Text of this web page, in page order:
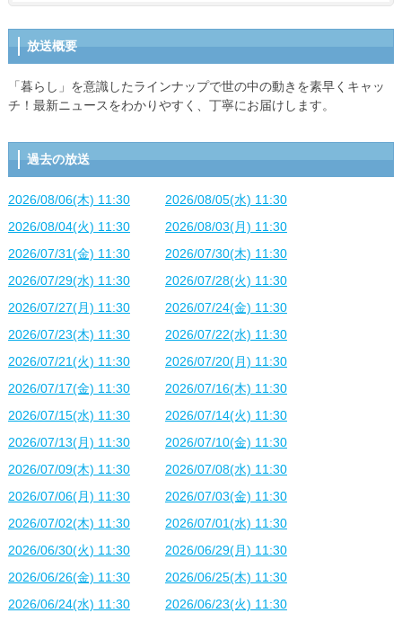
放送概要
「暮らし」を意識したラインナップで世の中の動きを素早くキャッ
チ！最新ニュースをわかりやすく、丁寧にお届けします。
過去の放送
2026/08/06(木) 11:30
2026/08/05(水) 11:30
2026/08/04(火) 11:30
2026/08/03(月) 11:30
2026/07/31(金) 11:30
2026/07/30(木) 11:30
2026/07/29(水) 11:30
2026/07/28(火) 11:30
2026/07/27(月) 11:30
2026/07/24(金) 11:30
2026/07/23(木) 11:30
2026/07/22(水) 11:30
2026/07/21(火) 11:30
2026/07/20(月) 11:30
2026/07/17(金) 11:30
2026/07/16(木) 11:30
2026/07/15(水) 11:30
2026/07/14(火) 11:30
2026/07/13(月) 11:30
2026/07/10(金) 11:30
2026/07/09(木) 11:30
2026/07/08(水) 11:30
2026/07/06(月) 11:30
2026/07/03(金) 11:30
2026/07/02(木) 11:30
2026/07/01(水) 11:30
2026/06/30(火) 11:30
2026/06/29(月) 11:30
2026/06/26(金) 11:30
2026/06/25(木) 11:30
2026/06/24(水) 11:30
2026/06/23(火) 11:30